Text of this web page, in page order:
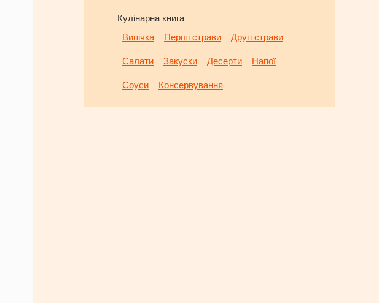
Кулінарна книга
Випічка
Перші страви Другі страви
Салати Закуски Десерти Напої
Соуси Консервування